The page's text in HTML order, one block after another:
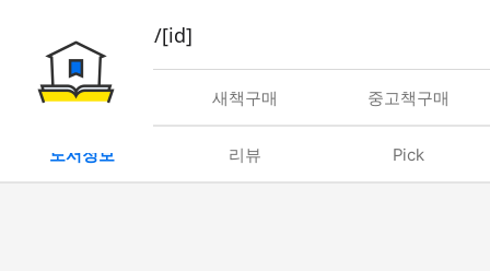
book/rent/[id]
대여 새책구매 중고책구매
도서정보 리뷰 Pick